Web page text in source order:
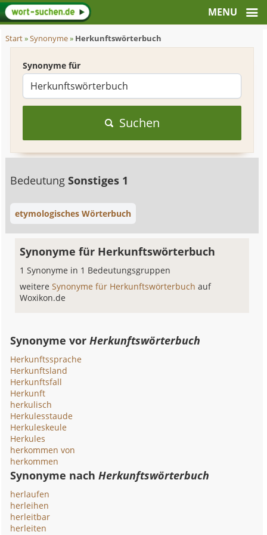
Start»Synonyme» Herkunftswörterbuch
Synonyme für
Suchen
BedeutungSonstiges 1
etymologisches Wörterbuch
Synonyme für Herkunftswörterbuch
1 Synonyme in 1 Bedeutungsgruppen
weitereSynonyme für Herkunftswörterbuchauf
Woxikon.de
Synonyme vorHerkunftswörterbuch
Herkunftssprache
Herkunftsland
Herkunftsfall
Herkunft
herkulisch
Herkulesstaude
Herkuleskeule
Herkules
herkommen von
herkommen
Synonyme nachHerkunftswörterbuch
herlaufen
herleihen
herleitbar
herleiten